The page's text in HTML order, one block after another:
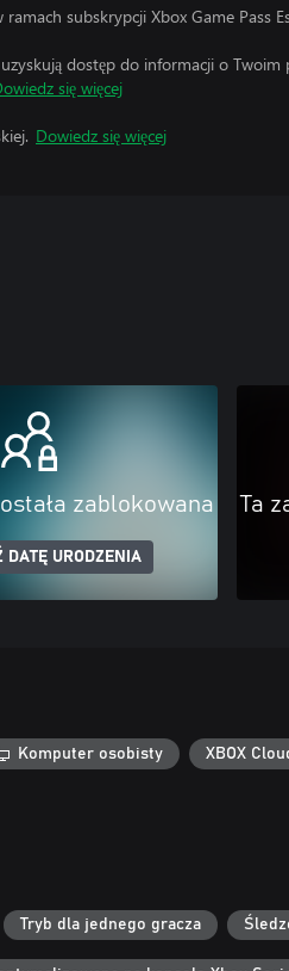
subskrypcji Xbox Game Pass
dostęp do informacji o Twoim
się więcej
Dowiedz się więcej
zablokowana
DATĘ URODZENIA
Ta
Komputer osobisty XBOX
Tryb dla jednego gracza